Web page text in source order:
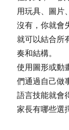
用玩具、圖片
沒有，你就會
就可以結合所
奏和結構。
使用圖形或動
們通過自己做
語言技能就會
家長有哪些選